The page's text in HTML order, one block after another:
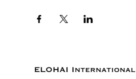
ELOHAI International